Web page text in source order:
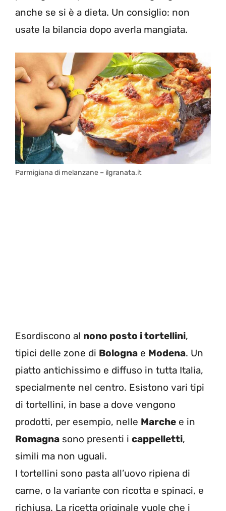
anche se si è a dieta. Un consiglio: non
usate la bilancia dopo averla mangiata.
Parmigiana di melanzane – ilgranata.it
Esordiscono al nono posto i tortellini,
tipici delle zone di Bologna e Modena. Un
piatto antichissimo e diffuso in tutta Italia,
specialmente nel centro. Esistono vari tipi
di tortellini, in base a dove vengono
prodotti, per esempio, nelle Marche e in
Romagna sono presenti i cappelletti,
simili ma non uguali.
I tortellini sono pasta all’uovo ripiena di
carne, o la variante con ricotta e spinaci, e
richiusa. La ricetta originale vuole che i